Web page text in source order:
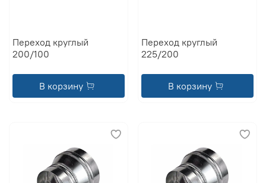
Переход круглый
200/100
В корзину
Переход круглый
225/200
В корзину